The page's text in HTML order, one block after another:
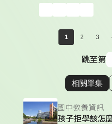
1 2 3
跳至第
相關單集
國中教養資訊
孩子拒學該怎